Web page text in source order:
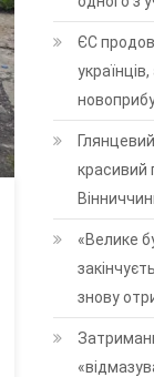
ЄС
красивий
«Велике
знову